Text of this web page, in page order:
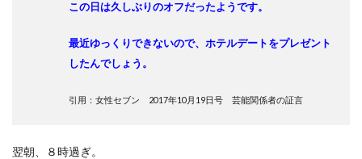
この日は久しぶりのオフだったようです。
最近ゆっくりできないので、ホテルデートをプレゼント
したんでしょう。
引用：女性セブン 2017年10月19日号 芸能関係者の証言
翌朝、８時過ぎ。